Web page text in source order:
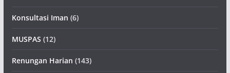
Konsultasi Iman (6)
MUSPAS (12)
Renungan Harian (143)